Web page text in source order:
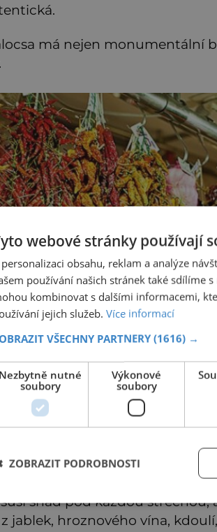
má nejen monumentální
snad pod každou střechou,
jablek, hroznového vína,
webové stránky používají
personalizaci obsahu, reklam a analýze
používání našich stránek také sdílíme
kombinovat s dalšími informacemi,
jejich služeb. Více informací
VŠECHNY PARTNERY (1616) →
Nezbytně nutné
soubory
Výkonové
soubory
ZOBRAZIT PODROBNOSTI